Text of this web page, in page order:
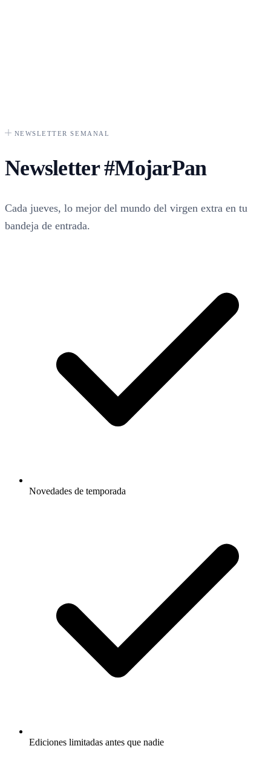
NEWSLETTER SEMANAL
Newsletter#MojarPan
Cada jueves, lo mejor del mundo del virgen extra en tu
bandeja de entrada.
Novedades de temporada
Ediciones limitadas antes que nadie